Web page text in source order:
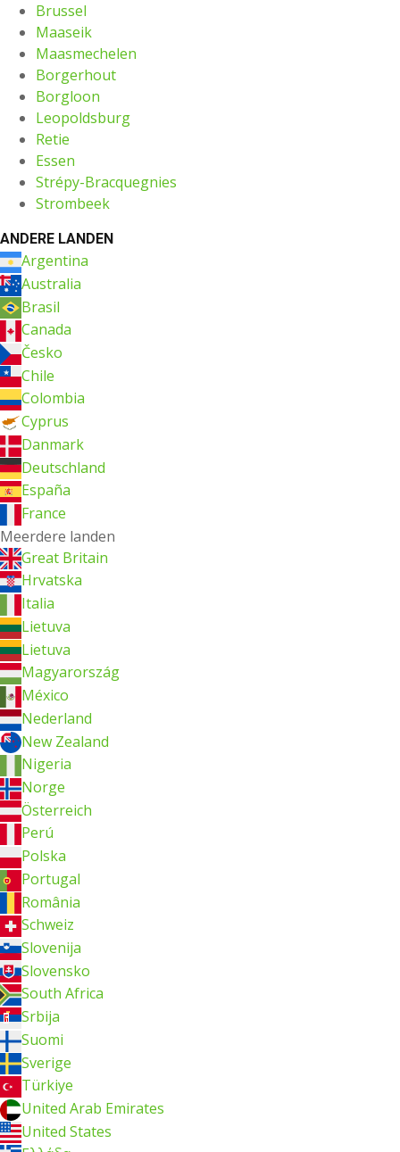
Brussel
Maaseik
Maasmechelen
Borgerhout
Borgloon
Leopoldsburg
Retie
Essen
Strépy-Bracquegnies
Strombeek
ANDERE LANDEN
Argentina
Australia
Brasil
Canada
Česko
Chile
Colombia
Cyprus
Danmark
Deutschland
España
France
Meerdere landen
Great Britain
Hrvatska
Italia
Lietuva
Lietuva
Magyarország
México
Nederland
New Zealand
Nigeria
Norge
Österreich
Perú
Polska
Portugal
România
Schweiz
Slovenija
Slovensko
South Africa
Srbija
Suomi
Sverige
Türkiye
United Arab Emirates
United States